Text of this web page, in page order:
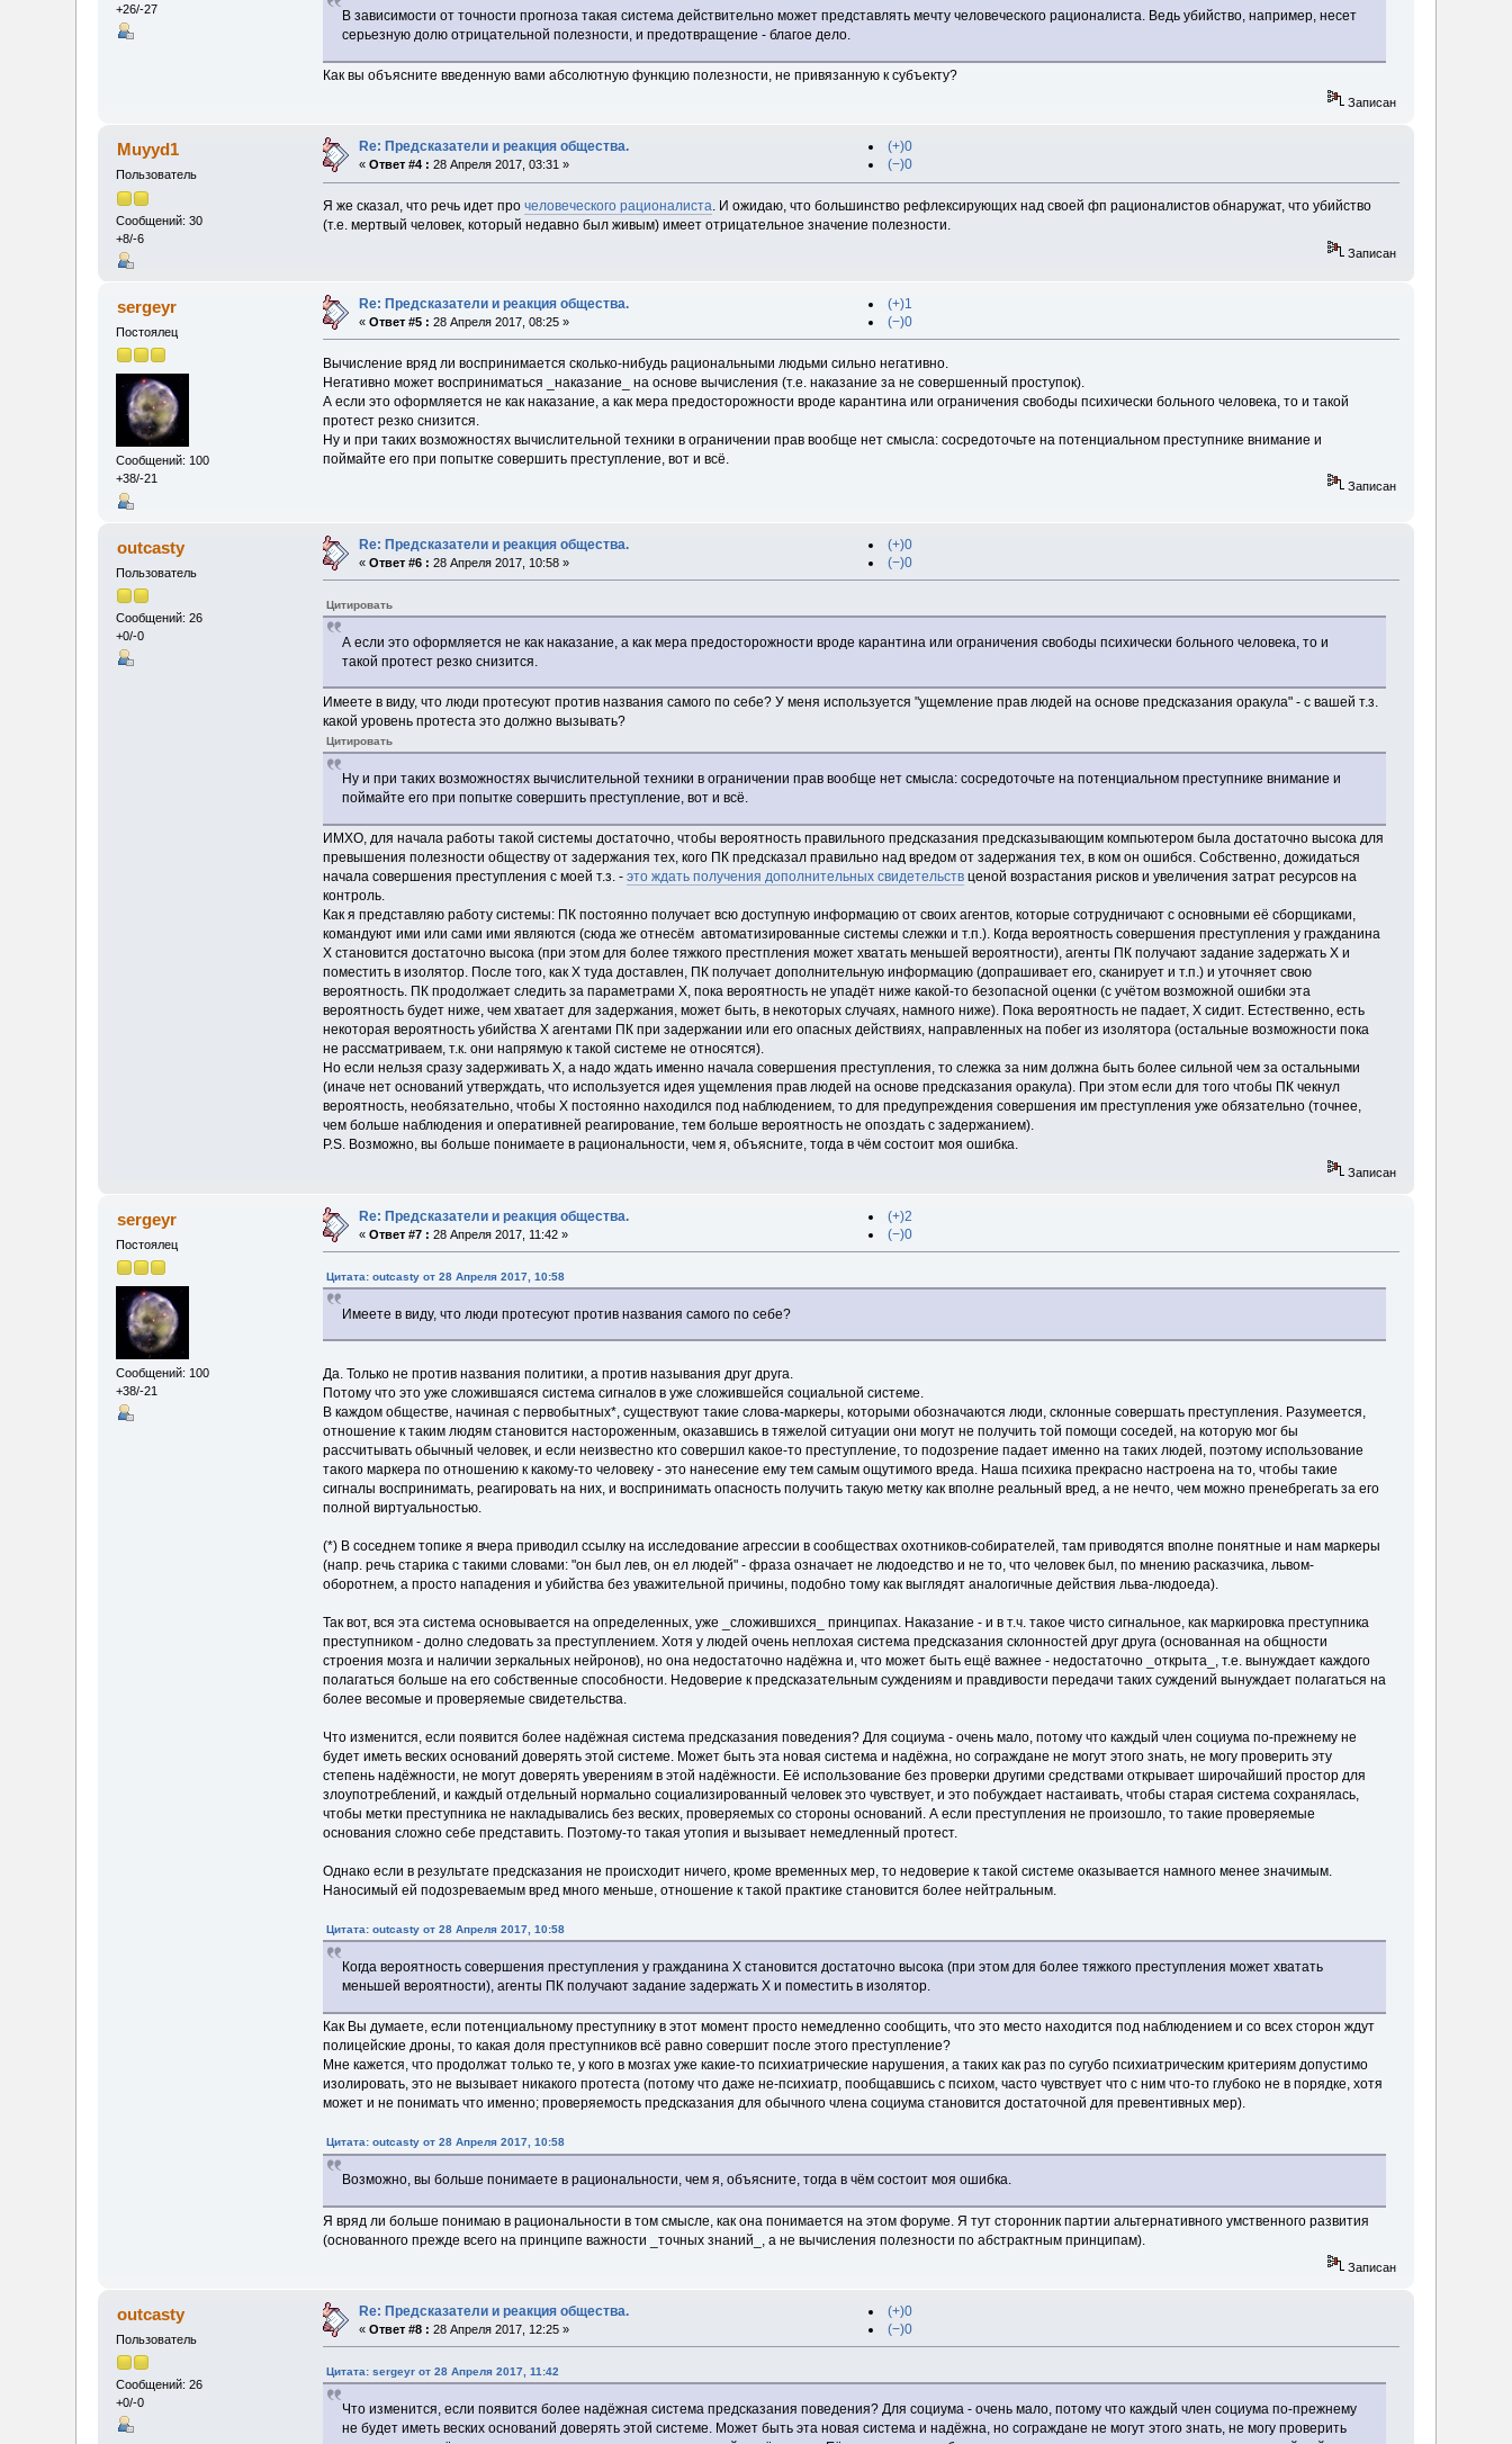
+26/-27
В зависимости от точности прогноза такая система действительно может представлять мечту человеческого рационалиста. Ведь убийство, например, несет
серьезную долю отрицательной полезности, и предотвращение - благое дело.
Как вы объясните введенную вами абсолютную функцию полезности, не привязанную к субъекту?
Записан
Muyyd1
Пользователь
Сообщений: 30
+8/-6
Re: Предсказатели и реакция общества.
«Ответ #4 : 28 Апреля 2017, 03:31 »
(+)0
(−)0
Я же сказал, что речь идет про человеческого рационалиста. И ожидаю, что большинство рефлексирующих над своей фп рационалистов обнаружат, что убийство
(т.е. мертвый человек, который недавно был живым) имеет отрицательное значение полезности.
Записан
sergeyr
Постоялец
Сообщений: 100
+38/-21
Re: Предсказатели и реакция общества.
«Ответ #5 : 28 Апреля 2017, 08:25 »
(+)1
(−)0
Вычисление вряд ли воспринимается сколько-нибудь рациональными людьми сильно негативно.
Негативно может восприниматься _наказание_ на основе вычисления (т.е. наказание за не совершенный проступок).
А если это оформляется не как наказание, а как мера предосторожности вроде карантина или ограничения свободы психически больного человека, то и такой
протест резко снизится.
Ну и при таких возможностях вычислительной техники в ограничении прав вообще нет смысла: сосредоточьте на потенциальном преступнике внимание и
поймайте его при попытке совершить преступление, вот и всё.
Записан
outcasty
Пользователь
Сообщений: 26
+0/-0
Re: Предсказатели и реакция общества.
«Ответ #6 : 28 Апреля 2017, 10:58 »
(+)0
(−)0
Цитировать
А если это оформляется не как наказание, а как мера предосторожности вроде карантина или ограничения свободы психически больного человека, то и
такой протест резко снизится.
Имеете в виду, что люди протесуют против названия самого по себе? У меня используется "ущемление прав людей на основе предсказания оракула" - с вашей т.з.
какой уровень протеста это должно вызывать?
Цитировать
Ну и при таких возможностях вычислительной техники в ограничении прав вообще нет смысла: сосредоточьте на потенциальном преступнике внимание и
поймайте его при попытке совершить преступление, вот и всё.
ИМХО, для начала работы такой системы достаточно, чтобы вероятность правильного предсказания предсказывающим компьютером была достаточно высока для
превышения полезности обществу от задержания тех, кого ПК предсказал правильно над вредом от задержания тех, в ком он ошибся. Собственно, дожидаться
начала совершения преступления с моей т.з. - это ждать получения дополнительных свидетельствценой возрастания рисков и увеличения затрат ресурсов на
контроль.
Как я представляю работу системы: ПК постоянно получает всю доступную информацию от своих агентов, которые сотрудничают с основными её сборщиками,
командуют ими или сами ими являются (сюда же отнесём автоматизированные системы слежки и т.п.). Когда вероятность совершения преступления у гражданина
Х становится достаточно высока (при этом для более тяжкого престпления может хватать меньшей вероятности), агенты ПК получают задание задержать Х и
поместить в изолятор. После того, как Х туда доставлен, ПК получает дополнительную информацию (допрашивает его, сканирует и т.п.) и уточняет свою
вероятность. ПК продолжает следить за параметрами Х, пока вероятность не упадёт ниже какой-то безопасной оценки (с учётом возможной ошибки эта
вероятность будет ниже, чем хватает для задержания, может быть, в некоторых случаях, намного ниже). Пока вероятность не падает, Х сидит. Естественно, есть
некоторая вероятность убийства Х агентами ПК при задержании или его опасных действиях, направленных на побег из изолятора (остальные возможности пока
не рассматриваем, т.к. они напрямую к такой системе не относятся).
Но если нельзя сразу задерживать Х, а надо ждать именно начала совершения преступления, то слежка за ним должна быть более сильной чем за остальными
(иначе нет оснований утверждать, что используется идея ущемления прав людей на основе предсказания оракула). При этом если для того чтобы ПК чекнул
вероятность, необязательно, чтобы Х постоянно находился под наблюдением, то для предупреждения совершения им преступления уже обязательно (точнее,
чем больше наблюдения и оперативней реагирование, тем больше вероятность не опоздать с задержанием).
P.S. Возможно, вы больше понимаете в рациональности, чем я, объясните, тогда в чём состоит моя ошибка.
Записан
sergeyr
Постоялец
Сообщений: 100
+38/-21
Re: Предсказатели и реакция общества.
«Ответ #7 : 28 Апреля 2017, 11:42 »
(+)2
(−)0
Цитата: outcasty от 28 Апреля 2017, 10:58
Имеете в виду, что люди протесуют против названия самого по себе?
Да. Только не против названия политики, а против называния друг друга.
Потому что это уже сложившаяся система сигналов в уже сложившейся социальной системе.
В каждом обществе, начиная с первобытных*, существуют такие слова-маркеры, которыми обозначаются люди, склонные совершать преступления. Разумеется,
отношение к таким людям становится настороженным, оказавшись в тяжелой ситуации они могут не получить той помощи соседей, на которую мог бы
рассчитывать обычный человек, и если неизвестно кто совершил какое-то преступление, то подозрение падает именно на таких людей, поэтому использование
такого маркера по отношению к какому-то человеку - это нанесение ему тем самым ощутимого вреда. Наша психика прекрасно настроена на то, чтобы такие
сигналы воспринимать, реагировать на них, и воспринимать опасность получить такую метку как вполне реальный вред, а не нечто, чем можно пренебрегать за его
полной виртуальностью.
(*) В соседнем топике я вчера приводил ссылку на исследование агрессии в сообществах охотников-собирателей, там приводятся вполне понятные и нам маркеры
(напр. речь старика с такими словами: "он был лев, он ел людей" - фраза означает не людоедство и не то, что человек был, по мнению расказчика, львом-
оборотнем, а просто нападения и убийства без уважительной причины, подобно тому как выглядят аналогичные действия льва-людоеда).
Так вот, вся эта система основывается на определенных, уже _сложившихся_ принципах. Наказание - и в т.ч. такое чисто сигнальное, как маркировка преступника
преступником - долно следовать за преступлением. Хотя у людей очень неплохая система предсказания склонностей друг друга (основанная на общности
строения мозга и наличии зеркальных нейронов), но она недостаточно надёжна и, что может быть ещё важнее - недостаточно _открыта_, т.е. вынуждает каждого
полагаться больше на его собственные способности. Недоверие к предсказательным суждениям и правдивости передачи таких суждений вынуждает полагаться на
более весомые и проверяемые свидетельства.
Что изменится, если появится более надёжная система предсказания поведения? Для социума - очень мало, потому что каждый член социума по-прежнему не
будет иметь веских оснований доверять этой системе. Может быть эта новая система и надёжна, но сограждане не могут этого знать, не могу проверить эту
степень надёжности, не могут доверять уверениям в этой надёжности. Её использование без проверки другими средствами открывает широчайший простор для
злоупотреблений, и каждый отдельный нормально социализированный человек это чувствует, и это побуждает настаивать, чтобы старая система сохранялась,
чтобы метки преступника не накладывались без веских, проверяемых со стороны оснований. А если преступления не произошло, то такие проверяемые
основания сложно себе представить. Поэтому-то такая утопия и вызывает немедленный протест.
Однако если в результате предсказания не происходит ничего, кроме временных мер, то недоверие к такой системе оказывается намного менее значимым.
Наносимый ей подозреваемым вред много меньше, отношение к такой практике становится более нейтральным.
Цитата: outcasty от 28 Апреля 2017, 10:58
Когда вероятность совершения преступления у гражданина Х становится достаточно высока (при этом для более тяжкого преступления может хватать
меньшей вероятности), агенты ПК получают задание задержать Х и поместить в изолятор.
Как Вы думаете, если потенциальному преступнику в этот момент просто немедленно сообщить, что это место находится под наблюдением и со всех сторон ждут
полицейские дроны, то какая доля преступников всё равно совершит после этого преступление?
Мне кажется, что продолжат только те, у кого в мозгах уже какие-то психиатрические нарушения, а таких как раз по сугубо психиатрическим критериям допустимо
изолировать, это не вызывает никакого протеста (потому что даже не-психиатр, пообщавшись с психом, часто чувствует что с ним что-то глубоко не в порядке, хотя
может и не понимать что именно; проверяемость предсказания для обычного члена социума становится достаточной для превентивных мер).
Цитата: outcasty от 28 Апреля 2017, 10:58
Возможно, вы больше понимаете в рациональности, чем я, объясните, тогда в чём состоит моя ошибка.
Я вряд ли больше понимаю в рациональности в том смысле, как она понимается на этом форуме. Я тут сторонник партии альтернативного умственного развития
(основанного прежде всего на принципе важности _точных знаний_, а не вычисления полезности по абстрактным принципам).
Записан
outcasty
Пользователь
Сообщений: 26
+0/-0
Re: Предсказатели и реакция общества.
«Ответ #8 : 28 Апреля 2017, 12:25 »
(+)0
(−)0
Цитата: sergeyr от 28 Апреля 2017, 11:42
Что изменится, если появится более надёжная система предсказания поведения? Для социума - очень мало, потому что каждый член социума по-прежнему
не будет иметь веских оснований доверять этой системе. Может быть эта новая система и надёжна, но сограждане не могут этого знать, не могу проверить